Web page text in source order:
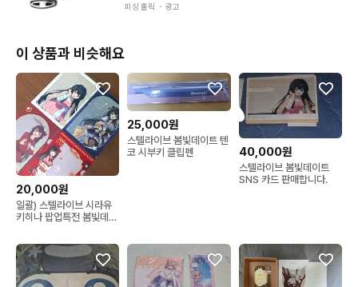
피싱 홀릭 ・ 광고
이 상품과 비슷해요
20,000원
일괄) 스텔라이브 시라유
키히나 팝업특전 봄빛데이
25,000원
스텔라이브 봄빛데이트 텐
코 시부키 클립펜
40,000원
스텔라이브 봄빛데이트
SNS 카드 판매합니다.